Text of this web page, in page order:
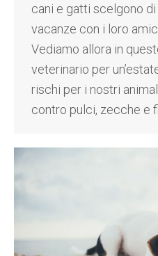
cani e gatti scelgono
vacanze con i loro
Vediamo allora in
veterinario per
rischi per i nostri
contro pulci, zecche e